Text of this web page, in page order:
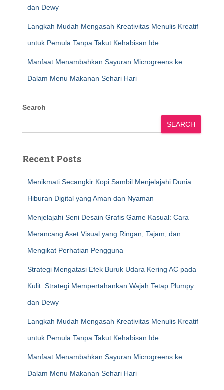
dan Dewy
Langkah Mudah Mengasah Kreativitas Menulis Kreatif
untuk Pemula Tanpa Takut Kehabisan Ide
Manfaat Menambahkan Sayuran Microgreens ke
Dalam Menu Makanan Sehari Hari
Search
SEARCH
Recent Posts
Menikmati Secangkir Kopi Sambil Menjelajahi Dunia
Hiburan Digital yang Aman dan Nyaman
Menjelajahi Seni Desain Grafis Game Kasual: Cara
Merancang Aset Visual yang Ringan, Tajam, dan
Mengikat Perhatian Pengguna
Strategi Mengatasi Efek Buruk Udara Kering AC pada
Kulit: Strategi Mempertahankan Wajah Tetap Plumpy
dan Dewy
Langkah Mudah Mengasah Kreativitas Menulis Kreatif
untuk Pemula Tanpa Takut Kehabisan Ide
Manfaat Menambahkan Sayuran Microgreens ke
Dalam Menu Makanan Sehari Hari